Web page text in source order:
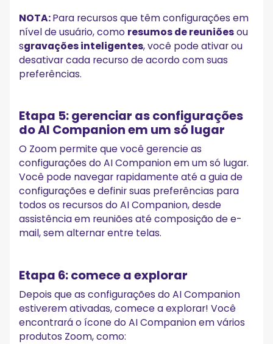
NOTA:Para recursos que têm configurações em
nível de usuário, como resumos de reuniõesou
sgravações inteligentes, você pode ativar ou
desativar cada recurso de acordo com suas
preferências.
Etapa 5: gerenciar as configurações
do AI Companion em um só lugar
O Zoom permite que você gerencie as
configurações do AI Companion em um só lugar.
Você pode navegar rapidamente até a guia de
configurações e definir suas preferências para
todos os recursos do AI Companion, desde
assistência em reuniões até composição de e-
mail, sem alternar entre telas.
Etapa 6: comece a explorar
Depois que as configurações do AI Companion
estiverem ativadas, comece a explorar! Você
encontrará o ícone do AI Companion em vários
produtos Zoom, como: